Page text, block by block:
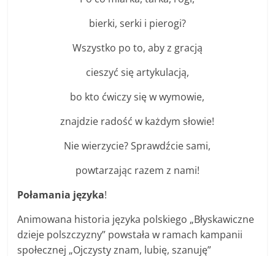
bierki, serki i pierogi?
Wszystko po to, aby z gracją
cieszyć się artykulacją,
bo kto ćwiczy się w wymowie,
znajdzie radość w każdym słowie!
Nie wierzycie? Sprawdźcie sami,
powtarzając razem z nami!
Połamania języka!
Animowana historia języka polskiego „Błyskawiczne
dzieje polszczyzny” powstała w ramach kampanii
społecznej „Ojczysty znam, lubię, szanuję”